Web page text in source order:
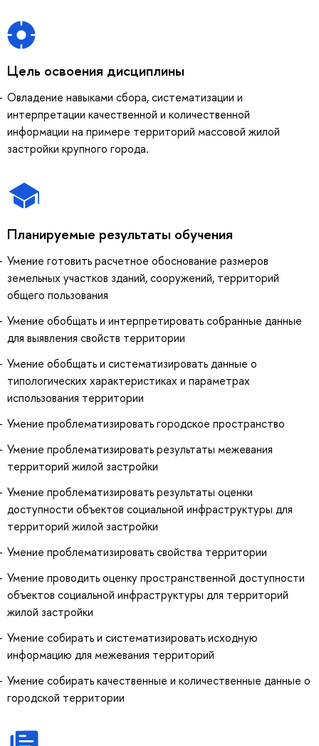
Цель освоения дисциплины
Овладение навыками сбора, систематизации и
интерпретации качественной и количественной
информации на примере территорий массовой жилой
застройки крупного города.
Планируемые результаты обучения
Умение готовить расчетное обоснование размеров
земельных участков зданий, сооружений, территорий
общего пользования
Умение обобщать и интерпретировать собранные данные
для выявления свойств территории
Умение обобщать и систематизировать данные о
типологических характеристиках и параметрах
использования территории
Умение проблематизировать городское пространство
Умение проблематизировать результаты межевания
территорий жилой застройки
Умение проблематизировать результаты оценки
доступности объектов социальной инфраструктуры для
территорий жилой застройки
Умение проблематизировать свойства территории
Умение проводить оценку пространственной доступности
объектов социальной инфраструктуры для территорий
жилой застройки
Умение собирать и систематизировать исходную
информацию для межевания территорий
Умение собирать качественные и количественные данные о
городской территории